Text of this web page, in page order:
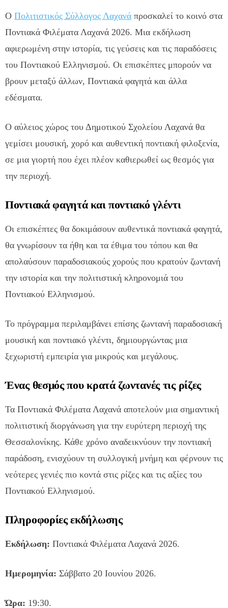
Ο Πολιτιστικός Σύλλογος Λαχανά προσκαλεί το κοινό στα
Ποντιακά Φιλέματα Λαχανά 2026. Μια εκδήλωση
αφιερωμένη στην ιστορία, τις γεύσεις και τις παραδόσεις
του Ποντιακού Ελληνισμού. Οι επισκέπτες μπορούν να
βρουν μεταξύ άλλων, Ποντιακά φαγητά και άλλα
εδέσματα.
Ο αύλειος χώρος του Δημοτικού Σχολείου Λαχανά θα
γεμίσει μουσική, χορό και αυθεντική ποντιακή φιλοξενία,
σε μια γιορτή που έχει πλέον καθιερωθεί ως θεσμός για
την περιοχή.
Ποντιακά φαγητά και ποντιακό γλέντι
Οι επισκέπτες θα δοκιμάσουν αυθεντικά ποντιακά φαγητά,
θα γνωρίσουν τα ήθη και τα έθιμα του τόπου και θα
απολαύσουν παραδοσιακούς χορούς που κρατούν ζωντανή
την ιστορία και την πολιτιστική κληρονομιά του
Ποντιακού Ελληνισμού.
Το πρόγραμμα περιλαμβάνει επίσης ζωντανή παραδοσιακή
μουσική και ποντιακό γλέντι, δημιουργώντας μια
ξεχωριστή εμπειρία για μικρούς και μεγάλους.
Ένας θεσμός που κρατά ζωντανές τις ρίζες
Τα Ποντιακά Φιλέματα Λαχανά αποτελούν μια σημαντική
πολιτιστική διοργάνωση για την ευρύτερη περιοχή της
Θεσσαλονίκης. Κάθε χρόνο αναδεικνύουν την ποντιακή
παράδοση, ενισχύουν τη συλλογική μνήμη και φέρνουν τις
νεότερες γενιές πιο κοντά στις ρίζες και τις αξίες του
Ποντιακού Ελληνισμού.
Πληροφορίες εκδήλωσης
Εκδήλωση: Ποντιακά Φιλέματα Λαχανά 2026.
Ημερομηνία: Σάββατο 20 Ιουνίου 2026.
Ώρα: 19:30.